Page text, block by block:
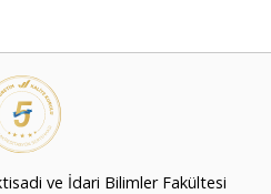
ve İdari Bilimler Fakültesi